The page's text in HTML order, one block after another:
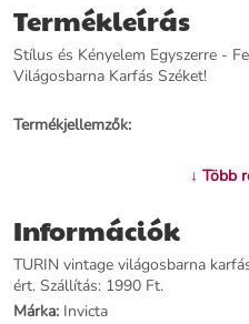
Termékleírás
Stílus és Kényelem Egyszerre -
Világosbarna Karfás Széket!
Termékjellemzők:
TURIN vintage világosbarna
Kategória:Étkezőszék
Tömeg: 7750 g
Szín:Barna
Szállítási díj:
↓ Több
Információk
TURIN vintage világosbarna
ért. Szállítás: 1990 Ft.
Márka: Invicta